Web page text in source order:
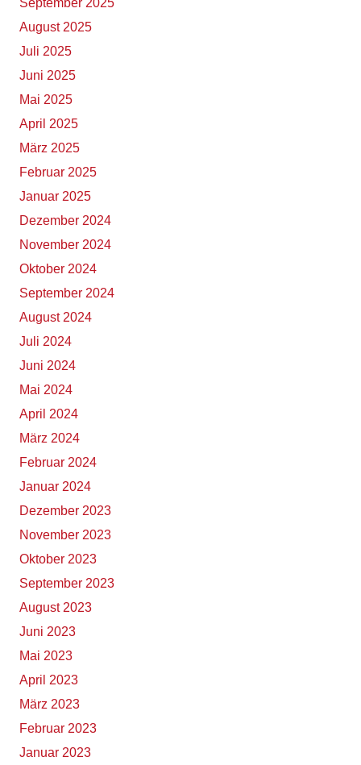
August 2025
Juli 2025
Juni 2025
Mai 2025
April 2025
März 2025
Februar 2025
Januar 2025
Dezember 2024
November 2024
Oktober 2024
September 2024
August 2024
Juli 2024
Juni 2024
Mai 2024
April 2024
März 2024
Februar 2024
Januar 2024
Dezember 2023
November 2023
Oktober 2023
September 2023
August 2023
Juni 2023
Mai 2023
April 2023
März 2023
Februar 2023
Januar 2023